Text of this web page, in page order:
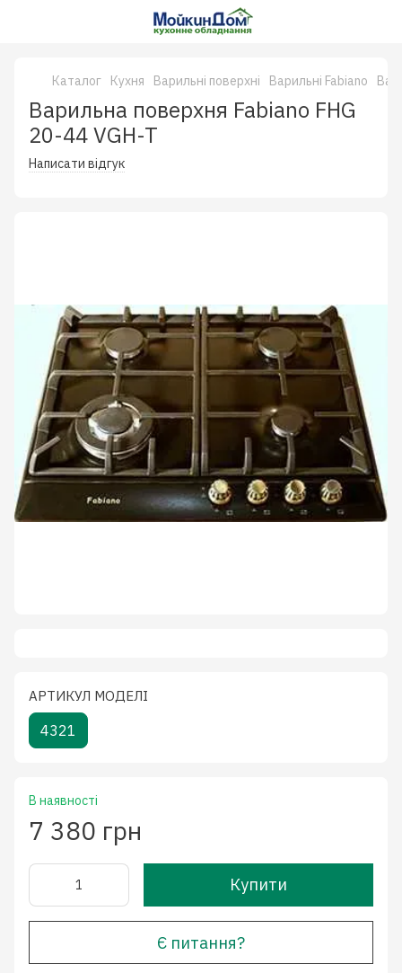
Каталог Кухня Варильні поверхні Варильні Fabiano
Варильна поверхня Fabiano FHG
20-44 VGH-T
Написати відгук
АРТИКУЛ МОДЕЛІ
4321
В наявності
7 380 грн
Купити
Є питання?